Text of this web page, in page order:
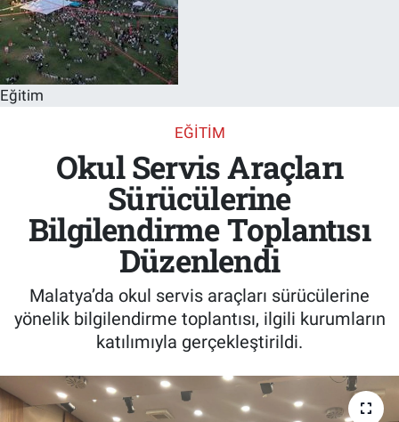
Eğitim
EĞITIM
Okul Servis Araçları
Sürücülerine
Bilgilendirme Toplantısı
Düzenlendi
Malatya’da okul servis araçları sürücülerine
yönelik bilgilendirme toplantısı, ilgili kurumların
katılımıyla gerçekleştirildi.